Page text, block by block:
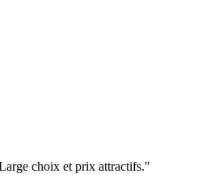
choix et prix attractifs."